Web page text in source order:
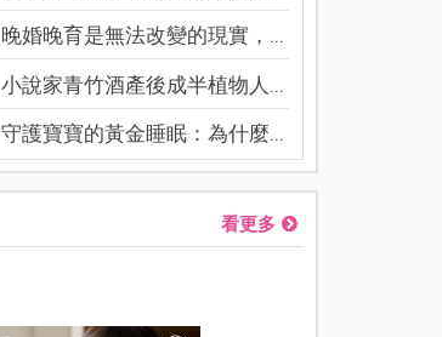
晚婚晚育是無法改變的現實，...
小說家青竹酒產後成半植物人...
守護寶寶的黃金睡眠：為什麼...
看更多